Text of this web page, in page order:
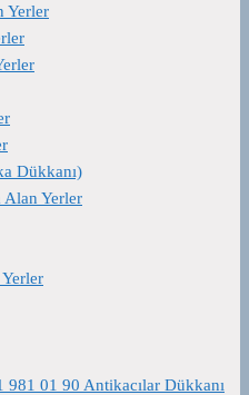
Yerler
Dükkanı)
Alan Yerler
01 90 Antikacılar Dükkanı